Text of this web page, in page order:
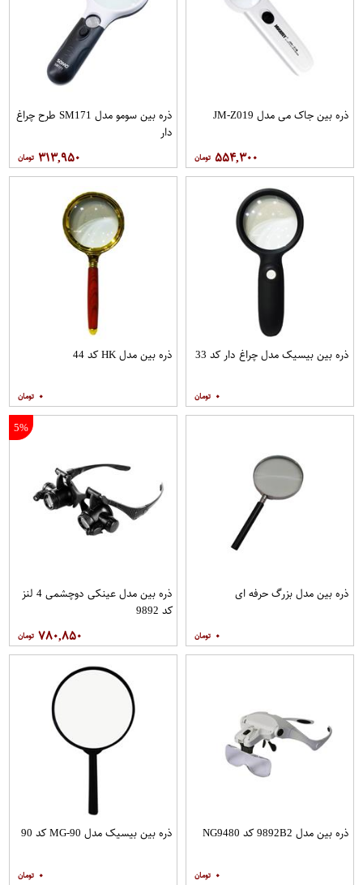
ذره بین جاک می مدل JM-Z019
۵۵۴,۳۰۰
ذره بین سومو مدل SM171 طرح چراغ
دار
۳۱۳,۹۵۰
ذره بین بیسیک مدل چراغ دار کد 33
۰
ذره بین مدل HK کد 44
۰
ذره بین مدل بزرگ حرفه ای
۰
5%
ذره بین مدل عینکی دوچشمی 4 لنز
کد 9892
۷۸۰,۸۵۰
ذره بین مدل 9892B2 کد NG9480
۰
ذره بین بیسیک مدل MG-90 کد 90
۰